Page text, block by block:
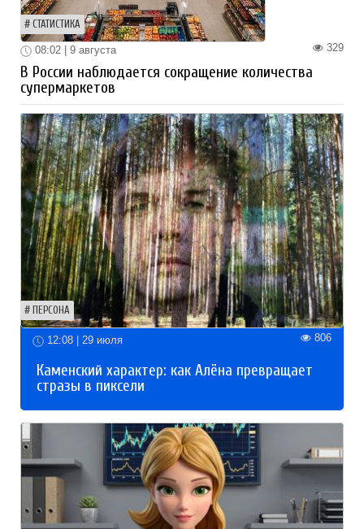
СТАТИСТИКА
329
08:02 | 9 августа
В России наблюдается сокращение количества
супермаркетов
ПЕРСОНА
12:08 | 29 июля 806
Каменский характер: как Алёна превращает
стразы в пиксели